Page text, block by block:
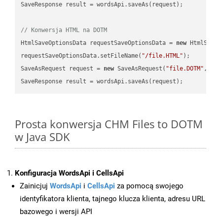
SaveResponse result = wordsApi.saveAs(request);
// Konwersja HTML na DOTM
HtmlSaveOptionsData requestSaveOptionsData = new
requestSaveOptionsData.setFileName( "/file.HTML" );
SaveAsRequest request = new SaveAsRequest( "file.DOTM"
Prosta konwersja CHM Files to DOTM
w Java SDK
Konfiguracja WordsApi i CellsApi
Zainicjuj WordsApi i CellsApi za pomocą swojego
identyfikatora klienta, tajnego klucza klienta, adresu URL
bazowego i wersji API